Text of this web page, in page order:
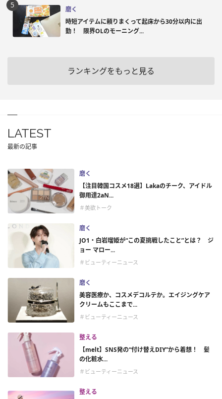
磨く
時短アイテムに頼りまくって起床から30分以内に出
勤！ 限界OLのモーニング...
ランキングをもっと見る
LATEST
最新の記事
磨く
【注目韓国コスメ18選】Lakaのチーク、アイドル
御用達2aN...
＃美欲トーク
磨く
JO1・白岩瑠姫が“この夏挑戦したこと”とは？ ジ
ョー マロー...
＃ビューティーニュース
磨く
美容医療か、コスメデコルテか。エイジングケア
クリームもここまで...
＃ビューティーニュース
整える
【melt】SNS発の“付け替えDIY”から着想！ 髪
の化粧水...
＃ビューティーニュース
整える